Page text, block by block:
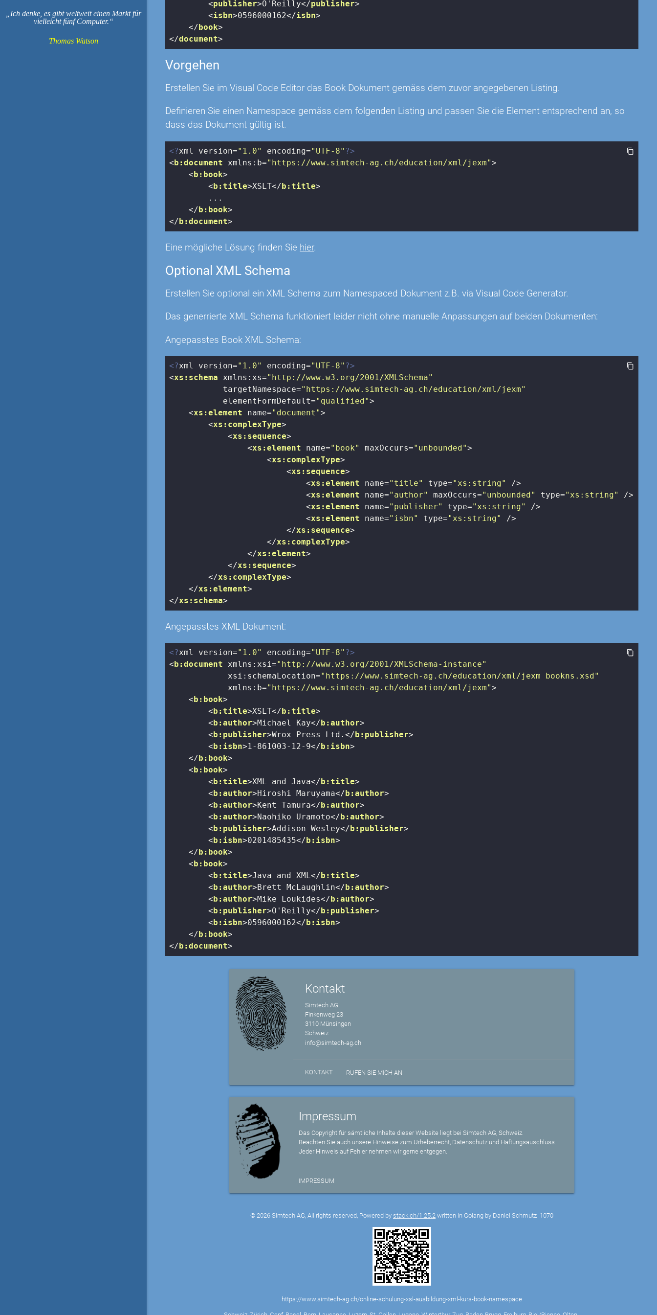
Ich denke, es gibt weltweit einen Markt für
vielleicht fünf Computer.
Thomas Watson
<publisher>O'Reilly</publisher>
<isbn>0596000162</isbn>
</book>
</document>
Vorgehen
Erstellen Sie im Visual Code Editor das Book Dokument gemäss dem zuvor angegebenen Listing.
Definieren Sie einen Namespace gemäss dem folgenden Listing und passen Sie die Element entsprechend an, so
dass das Dokument gültig ist.
<?xml version="1.0" encoding="UTF-8" ?>
<b:document xmlns:b="https://www.simtech-ag.ch/education/xml/jexm">
<b:book>
<b:title>XSLT</b:title>
        ...
</b:book>
</b:document>
Eine mögliche Lösung finden Sie hier.
Optional XML Schema
Erstellen Sie optional ein XML Schema zum Namespaced Dokument z.B. via Visual Code Generator.
Das generrierte XML Schema funktioniert leider nicht ohne manuelle Anpassungen auf beiden Dokumenten:
Angepasstes Book XML Schema:
<?xml version="1.0" encoding="UTF-8" ?>
<xs:schema xmlns:xs="http://www.w3.org/2001/XMLSchema"
targetNamespace="https://www.simtech-ag.ch/education/xml/jexm"
elementFormDefault="qualified">
<xs:element name="document">
<xs:complexType>
<xs:sequence>
<xs:element name="book" maxOccurs="unbounded">
<xs:complexType>
<xs:sequence>
<xs:element name="title" type="xs:string"
/>
<xs:element name="author" maxOccurs="unbounded" type="xs:string"
/>
<xs:element name="publisher" type="xs:string"
/>
<xs:element name="isbn" type="xs:string"
/>
</xs:sequence>
</xs:complexType>
</xs:element>
</xs:sequence>
</xs:complexType>
</xs:element>
</xs:schema>
Angepasstes XML Dokument:
<?xml version="1.0" encoding="UTF-8" ?>
<b:document xmlns:xsi="http://www.w3.org/2001/XMLSchema-instance"
xsi:schemaLocation="https://www.simtech-ag.ch/education/xml/jexm bookns.xsd"
xmlns:b="https://www.simtech-ag.ch/education/xml/jexm">
<b:book>
<b:title>XSLT</b:title>
<b:author>Michael Kay</b:author>
<b:publisher>Wrox Press Ltd.</b:publisher>
<b:isbn>1-861003-12-9</b:isbn>
</b:book>
<b:book>
<b:title>XML and Java</b:title>
<b:author>Hiroshi Maruyama</b:author>
<b:author>Kent Tamura</b:author>
<b:author>Naohiko Uramoto</b:author>
<b:publisher>Addison Wesley</b:publisher>
<b:isbn>0201485435</b:isbn>
</b:book>
<b:book>
<b:title>Java and XML</b:title>
<b:author>Brett McLaughlin</b:author>
<b:author>Mike Loukides</b:author>
<b:publisher>O'Reilly</b:publisher>
<b:isbn>0596000162</b:isbn>
</b:book>
</b:document>
Kontakt
Simtech AG
Finkenweg 23
3110 Münsingen
Schweiz
info@simtech-ag.ch
KONTAKT RUFEN SIE MICH AN
Impressum
Das Copyright für sämtliche Inhalte dieser Website liegt bei Simtech AG, Schweiz.
Beachten Sie auch unsere Hinweise zum Urheberrecht, Datenschutz und Haftungsauschluss.
Jeder Hinweis auf Fehler nehmen wir gerne entgegen.
IMPRESSUM
© 2026 Simtech AG, All rights reserved, Powered by stack.ch/1.25.2written in Golang by Daniel Schmutz 1070
https://www.simtech-ag.ch/online-schulung-xsl-ausbildung-xml-kurs-book-namespace